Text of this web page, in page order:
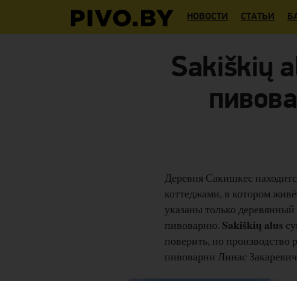
НОВОСТИ СТАТЬИ
Sakiškių
Деревня Сакишкес
коттеджами, в котором
указаны только
пивоварню. Sakiškių alus
поверить, но
пивоварни Линас